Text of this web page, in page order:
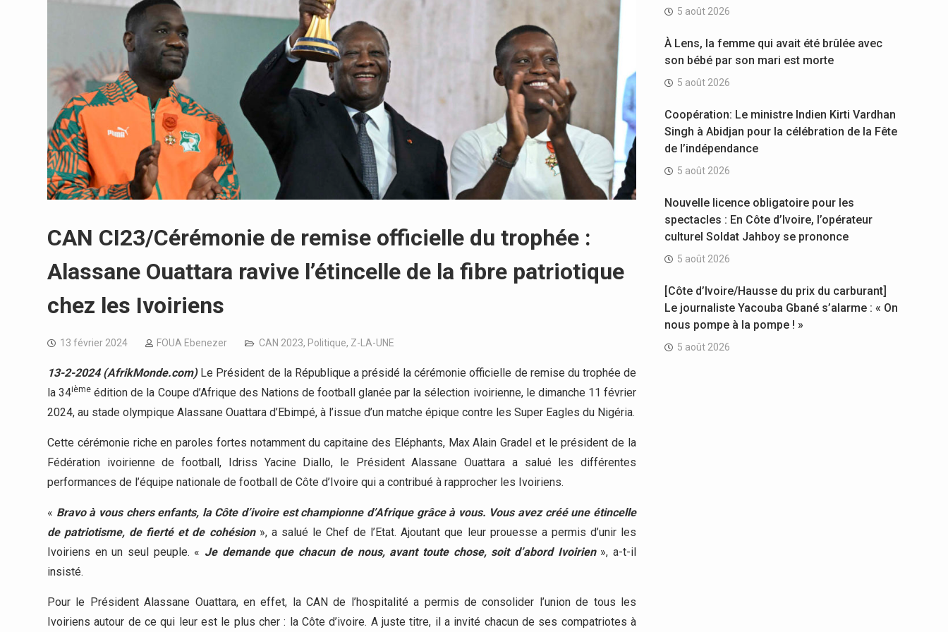
CAN CI23/Cérémonie de remise officielle du trophée :
Alassane Ouattara ravive l’étincelle de la fibre patriotique
chez les Ivoiriens
13 février 2024 FOUA Ebenezer CAN 2023, Politique, Z-LA-UNE
13-2-2024 (AfrikMonde.com)Le Président de la République a présidé la cérémonie officielle de remise du trophée de
la 34ième édition de la Coupe d’Afrique des Nations de football glanée par la sélection ivoirienne, le dimanche 11 février
2024, au stade olympique Alassane Ouattara d’Ebimpé, à l’issue d’un matche épique contre les Super Eagles du Nigéria.
Cette cérémonie riche en paroles fortes notamment du capitaine des Eléphants, Max Alain Gradel et le président de la
Fédération ivoirienne de football, Idriss Yacine Diallo, le Président Alassane Ouattara a salué les différentes
performances de l’équipe nationale de football de Côte d’Ivoire qui a contribué à rapprocher les Ivoiriens.
« Bravo à vous chers enfants, la Côte d’ivoire est championne d’Afrique grâce à vous. Vous avez créé une étincelle
de patriotisme, de fierté et de cohésion », a salué le Chef de l’Etat. Ajoutant que leur prouesse a permis d’unir les
Ivoiriens en un seul peuple. « Je demande que chacun de nous, avant toute chose, soit d’abord Ivoirien», a-t-il
insisté.
Pour le Président Alassane Ouattara, en effet, la CAN de l’hospitalité a permis de consolider l’union de tous les
Ivoiriens autour de ce qui leur est le plus cher : la Côte d’ivoire. A juste titre, il a invité chacun de ses compatriotes à
5 août 2026
À Lens, la femme qui avait été brûlée avec
son bébé par son mari est morte
5 août 2026
Coopération: Le ministre Indien Kirti Vardhan
Singh à Abidjan pour la célébration de la Fête
de l’indépendance
5 août 2026
Nouvelle licence obligatoire pour les
spectacles : En Côte d’Ivoire, l’opérateur
culturel Soldat Jahboy se prononce
5 août 2026
[Côte d’Ivoire/Hausse du prix du carburant]
Le journaliste Yacouba Gbané s’alarme : « On
nous pompe à la pompe ! »
5 août 2026